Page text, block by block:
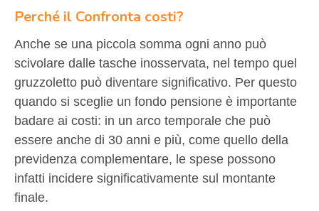
Perché il Confronta costi?
Anche se una piccola somma ogni anno può
scivolare dalle tasche inosservata, nel tempo quel
gruzzoletto può diventare significativo. Per questo
quando si sceglie un fondo pensione è importante
badare ai costi: in un arco temporale che può
essere anche di 30 anni e più, come quello della
previdenza complementare, le spese possono
infatti incidere significativamente sul montante
finale.